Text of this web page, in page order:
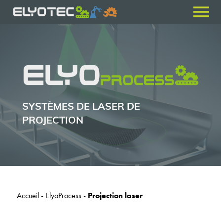
SYSTÈMES DE LASER DE
PROJECTION
Accueil- ElyoProcess- Projection laser